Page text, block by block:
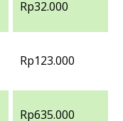
Rp32.000
Rp123.000
Rp635.000